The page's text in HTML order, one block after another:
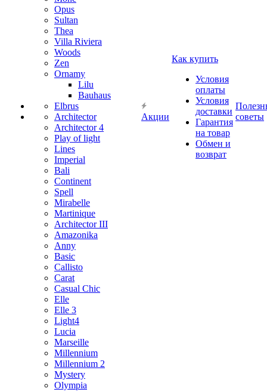
Opus
Sultan
Thea
Villa Riviera
Woods
Zen
Ornamy
Lilu
Bauhaus
Elbrus
Architector
Architector 4
Play of light
Lines
Imperial
Bali
Continent
Spell
Mirabelle
Martinique
Architector III
Amazonika
Anny
Basic
Callisto
Carat
Casual Chic
Elle
Elle 3
Light4
Lucia
Marseille
Millennium
Millennium 2
Mystery
Olympia
Акции
Как купить
Условия
оплаты
Условия
доставки
Гарантия
на товар
Обмен и
возврат
советы